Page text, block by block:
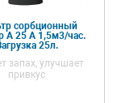
сорбционный
А 25 А 1,5м3/час.
25л.
запах, улучшает
привкус